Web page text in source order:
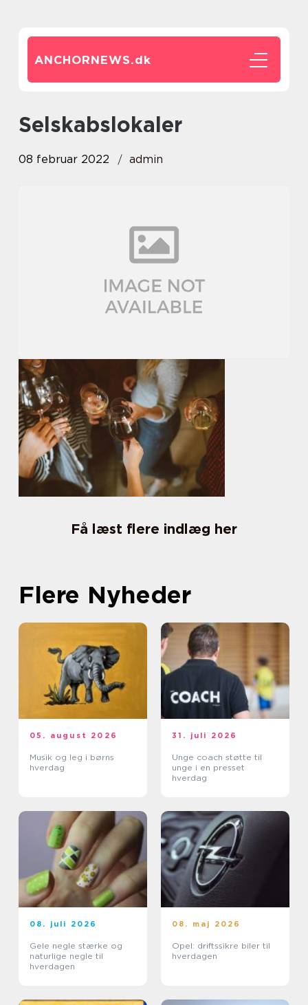
ANCHORNEWS.dk
selskabslokaler
08 februar 2022 admin
Få læst flere indlæg her
Flere Nyheder
05. august 2026
Musik og leg i børns
hverdag
31. juli 2026
Unge coach støtte til
unge i en presset
hverdag
08. juli 2026
Gele negle stærke og
naturlige negle til
hverdagen
08. maj 2026
Opel: driftssikre biler til
hverdagen